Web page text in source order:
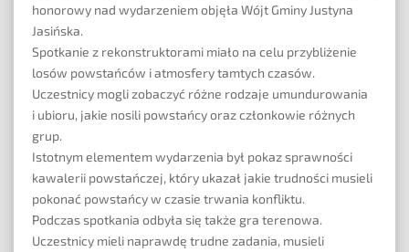
honorowy nad wydarzeniem objęła Wójt Gminy Justyna
Jasińska.
Spotkanie z rekonstruktorami miało na celu przybliżenie
losów powstańców i atmosfery tamtych czasów.
Uczestnicy mogli zobaczyć różne rodzaje umundurowania
i ubioru, jakie nosili powstańcy oraz członkowie różnych
grup.
Istotnym elementem wydarzenia był pokaz sprawności
kawalerii powstańczej, który ukazał jakie trudności musieli
pokonać powstańcy w czasie trwania konfliktu.
Podczas spotkania odbyła się także gra terenowa.
Uczestnicy mieli naprawdę trudne zadania, musieli